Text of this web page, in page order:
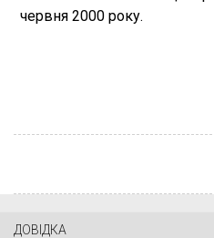
червня 2000 року.
ДОВІДКА